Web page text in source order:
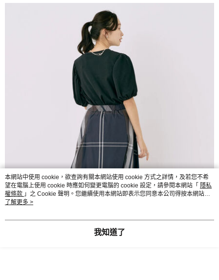
本網站中使用 cookie，欲查詢有關本網站使用 cookie 方式之詳情，及若您不希
望在電腦上使用 cookie 時應如何變更電腦的 cookie 設定，請參閱本網站「 隱私
權條款 」之 Cookie 聲明。您繼續使用本網站即表示您同意本公司得按本網站使
用條款之 Cookie 聲明使用 cookie。
了解更多 >
我知道了